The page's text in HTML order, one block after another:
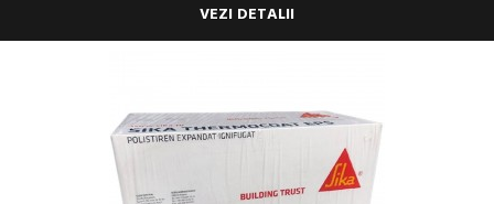
VEZI DETALII